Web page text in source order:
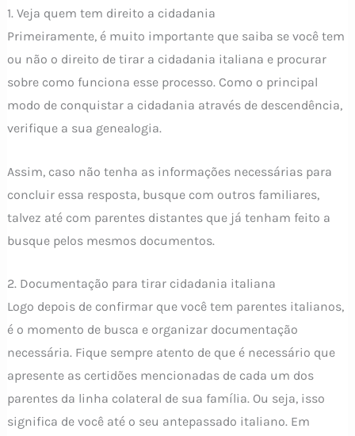
1. Veja quem tem direito a cidadania
Primeiramente, é muito importante que saiba se você tem
ou não o direito de tirar a cidadania italiana e procurar
sobre como funciona esse processo. Como o principal
modo de conquistar a cidadania através de descendência,
verifique a sua genealogia.
Assim, caso não tenha as informações necessárias para
concluir essa resposta, busque com outros familiares,
talvez até com parentes distantes que já tenham feito a
busque pelos mesmos documentos.
2. Documentação para tirar cidadania italiana
Logo depois de confirmar que você tem parentes italianos,
é o momento de busca e organizar documentação
necessária. Fique sempre atento de que é necessário que
apresente as certidões mencionadas de cada um dos
parentes da linha colateral de sua família. Ou seja, isso
significa de você até o seu antepassado italiano. Em